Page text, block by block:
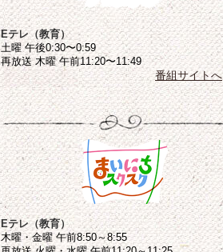
Eテレ（教育）
土曜 午後0:30〜0:59
再放送 木曜 午前11:20〜11:49
番組サイトへ
Eテレ（教育）
木曜・金曜 午前8:50～8:55